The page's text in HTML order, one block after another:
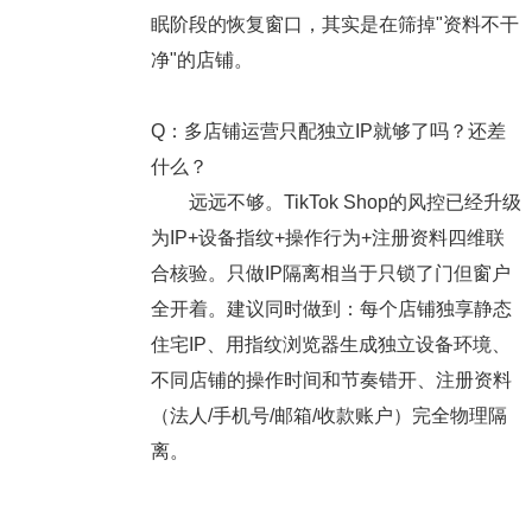
眠阶段的恢复窗口，其实是在筛掉"资料不干
净"的店铺。
Q：多店铺运营只配独立IP就够了吗？还差
什么？
远远不够。TikTok Shop的风控已经升级
为IP+设备指纹+操作行为+注册资料四维联
合核验。只做IP隔离相当于只锁了门但窗户
全开着。建议同时做到：每个店铺独享静态
住宅IP、用指纹浏览器生成独立设备环境、
不同店铺的操作时间和节奏错开、注册资料
（法人/手机号/邮箱/收款账户）完全物理隔
离。